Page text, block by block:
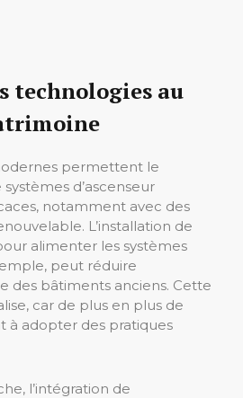
technologies au
permettent le
d’ascenseur
notamment avec des
L’installation de
alimenter les systèmes
peut réduire
des bâtiments anciens. Cette
car de plus en plus de
à adopter des pratiques
l’intégration de